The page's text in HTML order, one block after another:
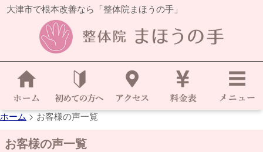
大津市で根本改善なら「整体院まほうの手」
ホーム>お客様の声一覧
お客様の声一覧